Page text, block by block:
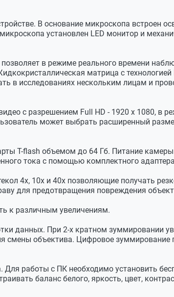
В основание микроскопа встроен
установлен LED монитор и
в режиме реального времени
матрица c
в исследованиях нескольким лицам и
с разрешением Full HD - 1920 x 1080, в
может выбрать расширенный
T-flash объемом до 64 Гб. Питание
тока с помощью комплектного
4х, 10х и 40х позволяющие получать
для предотвращения повреждения
к различным увеличениям.
данных. При 2-х кратном зуммировании
смены объектива. Цифровое зуммирование
работы с ПК необходимо установить
баланс белого, яркость, цвет,